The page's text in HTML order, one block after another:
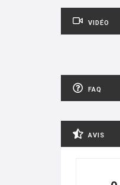
VIDÉO
FAQ
AVIS